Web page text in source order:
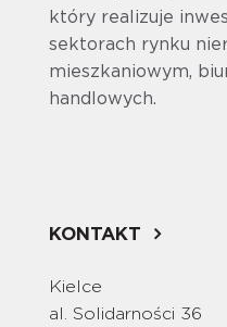
który realizuje
sektorach rynku
mieszkaniowym,
handlowych.
KONTAKT
Kielce
al. Solidarności 36